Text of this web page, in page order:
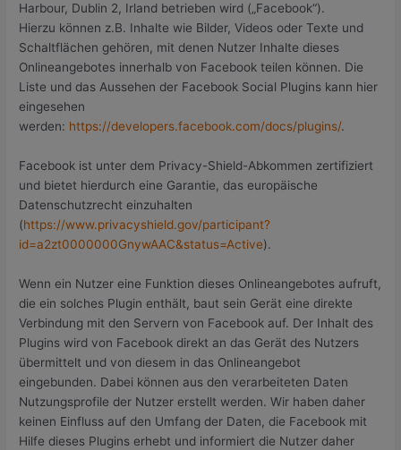
Harbour, Dublin 2, Irland betrieben wird („Facebook“).
Hierzu können z.B. Inhalte wie Bilder, Videos oder Texte und
Schaltflächen gehören, mit denen Nutzer Inhalte dieses
Onlineangebotes innerhalb von Facebook teilen können. Die
Liste und das Aussehen der Facebook Social Plugins kann hier
eingesehen
werden: https://developers.facebook.com/docs/plugins/.
Facebook ist unter dem Privacy-Shield-Abkommen zertifiziert
und bietet hierdurch eine Garantie, das europäische
Datenschutzrecht einzuhalten
(https://www.privacyshield.gov/participant?
id=a2zt0000000GnywAAC&status=Active).
Wenn ein Nutzer eine Funktion dieses Onlineangebotes aufruft,
die ein solches Plugin enthält, baut sein Gerät eine direkte
Verbindung mit den Servern von Facebook auf. Der Inhalt des
Plugins wird von Facebook direkt an das Gerät des Nutzers
übermittelt und von diesem in das Onlineangebot
eingebunden. Dabei können aus den verarbeiteten Daten
Nutzungsprofile der Nutzer erstellt werden. Wir haben daher
keinen Einfluss auf den Umfang der Daten, die Facebook mit
Hilfe dieses Plugins erhebt und informiert die Nutzer daher